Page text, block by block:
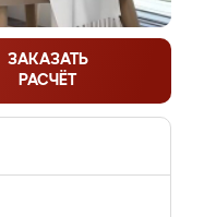
ЗАКАЗАТЬ
РАСЧЁТ